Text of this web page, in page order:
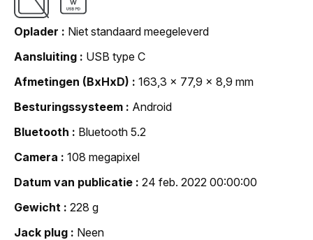
Oplader
Niet standaard meegeleverd
Aansluiting
USB type C
Afmetingen (BxHxD)
163,3 x 77,9 x 8,9 mm
Besturingssysteem
Android
Bluetooth
Bluetooth 5.2
Camera
108 megapixel
Datum van publicatie
24 feb. 2022 00:00:00
Gewicht
228 g
Jack plug
Neen